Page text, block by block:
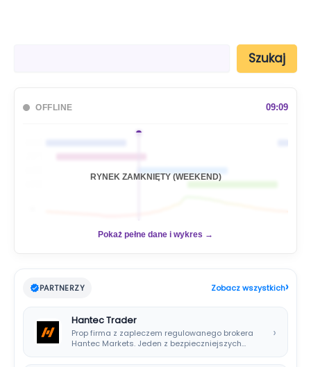
Szukaj
OFFLINE 09:09
RYNEK ZAMKNIĘTY (WEEKEND)
Pokaż pełne dane i wykres →
PARTNERZY Zobacz wszystkich›
Hantec Trader
Prop firma z zapleczem regulowanego brokera
Hantec Markets. Jeden z bezpieczniejszych
›